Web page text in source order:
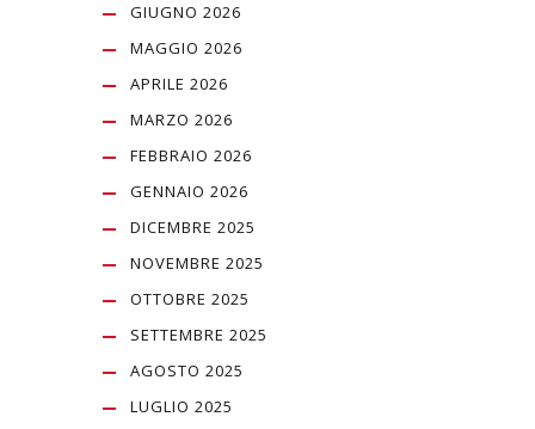
GIUGNO 2026
MAGGIO 2026
APRILE 2026
MARZO 2026
FEBBRAIO 2026
GENNAIO 2026
DICEMBRE 2025
NOVEMBRE 2025
OTTOBRE 2025
SETTEMBRE 2025
AGOSTO 2025
LUGLIO 2025